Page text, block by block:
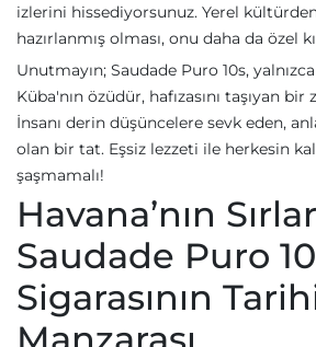
izlerini hissediyorsunuz. Yerel
hazırlanmış olması, onu daha da özel
Unutmayın; Saudade Puro 10s,
Küba'nın özüdür, hafızasını taşıyan
İnsanı derin düşüncelere sevk eden,
olan bir tat. Eşsiz lezzeti ile herkesin
şaşmamalı!
Havana’nın
Saudade Puro
Sigarasının